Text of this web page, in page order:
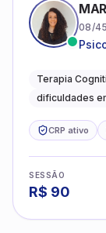
08/
Terapia
dificuldades
CRP ativo
SESSÃO
R$ 90